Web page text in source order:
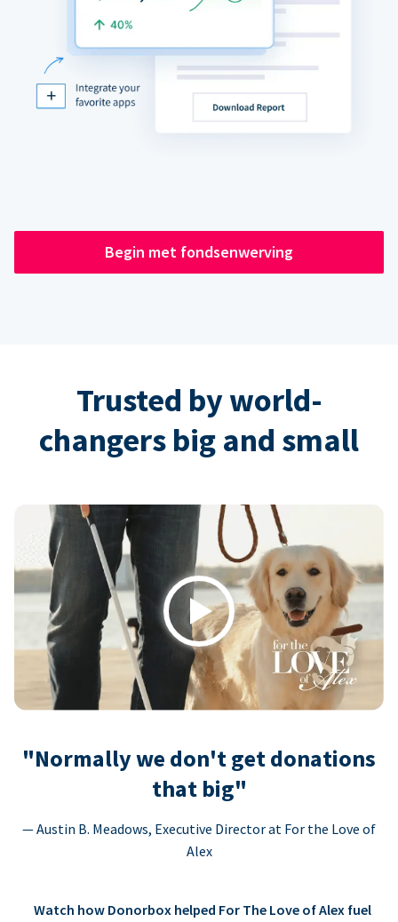
Begin met fondsenwerving
Trusted by world-
changers big and small
Play
"Normally we don't get donations
that big"
— Austin B. Meadows, Executive Director at For the Love of
Alex
Watch how Donorbox helped For The Love of Alex fuel